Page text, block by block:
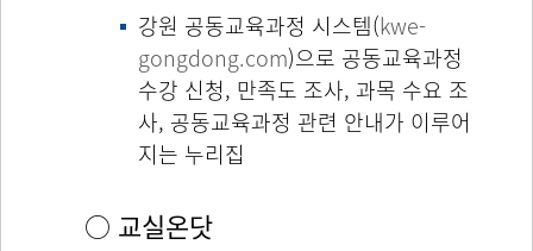
강원 공동교육과정 시스템(kwe-
gongdong.com)으로 공동교육과정
수강 신청, 만족도 조사, 과목 수요 조
사, 공동교육과정 관련 안내가 이루어
지는 누리집
○ 교실온닷